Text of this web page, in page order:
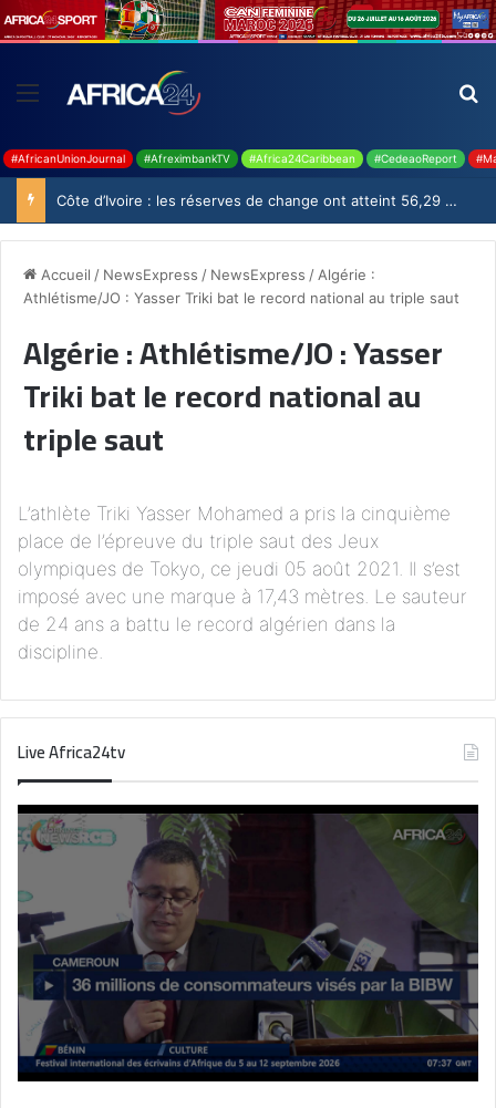
#AfricanUnionJournal #AfreximbankTV #Africa24Caribbean #CedeaoReport
Côte d’Ivoire : les réserves de change ont atteint 56,29 milliards USD en juillet
Accueil / NewsExpress / NewsExpress / Algérie :
Athlétisme/JO : Yasser Triki bat le record national au triple saut
Algérie : Athlétisme/JO : Yasser
Triki bat le record national au
triple saut
L’athlète Triki Yasser Mohamed a pris la cinquième
place de l’épreuve du triple saut des Jeux
olympiques de Tokyo, ce jeudi 05 août 2021. Il s’est
imposé avec une marque à 17,43 mètres. Le sauteur
de 24 ans a battu le record algérien dans la
discipline.
Live Africa24tv